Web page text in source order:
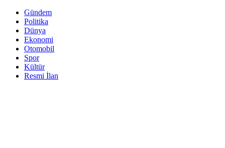
Gündem
Politika
Dünya
Ekonomi
Otomobil
Spor
Kültür
Resmi İlan